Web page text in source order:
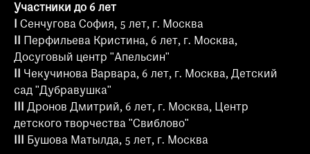
Участники до 6 лет
Сенчугова София, 5 лет, г. Москва
Перфильева Кристина, 6 лет, г. Москва,
Досуговый центр "Апельсин"
Чекучинова Варвара, 6 лет, г. Москва, Детский
сад "Дубравушка"
Дронов Дмитрий, 6 лет, г. Москва, Центр
детского творчества "Свиблово"
Бушова Матылда, 5 лет, г. Москва